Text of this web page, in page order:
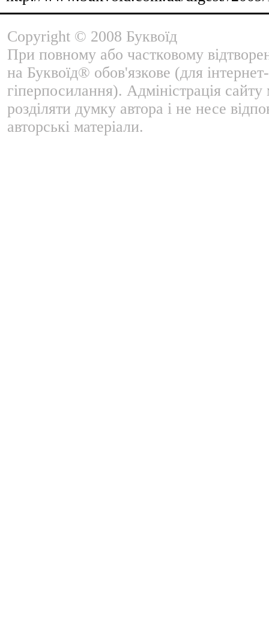
Copyright © 2008 Буквоїд
При повному або частковому
на Буквоїд® обов'язкове (для
гіперпосилання). Адміністрація
розділяти думку автора і не несе
авторські матеріали.